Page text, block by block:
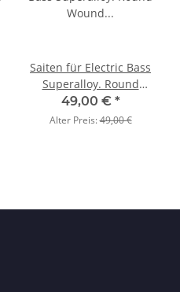
Saiten für Electric Bass
Superalloy. Round
Wound Long Scale Satz
6-string
49,00 € *
Alter Preis:49,00 €